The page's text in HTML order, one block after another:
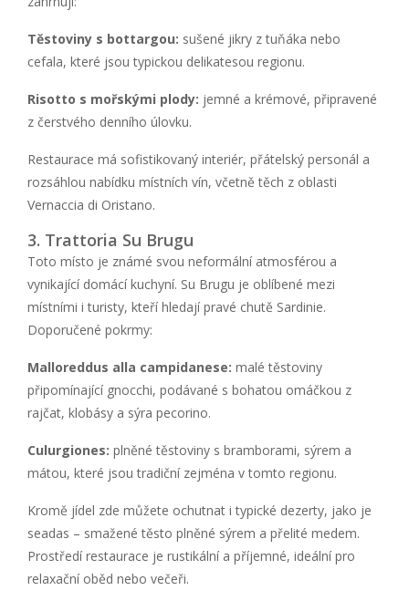
Těstoviny s bottargou: sušené jikry z tuňáka nebo
cefala, které jsou typickou delikatesou regionu.
Risotto s mořskými plody: jemné a krémové, připravené
z čerstvého denního úlovku.
Restaurace má sofistikovaný interiér, přátelský personál a
rozsáhlou nabídku místních vín, včetně těch z oblasti
Vernaccia di Oristano.
3. Trattoria Su Brugu
Toto místo je známé svou neformální atmosférou a
vynikající domácí kuchyní. Su Brugu je oblíbené mezi
místními i turisty, kteří hledají pravé chutě Sardinie.
Doporučené pokrmy:
Malloreddus alla campidanese: malé těstoviny
připomínající gnocchi, podávané s bohatou omáčkou z
rajčat, klobásy a sýra pecorino.
Culurgiones: plněné těstoviny s bramborami, sýrem a
mátou, které jsou tradiční zejména v tomto regionu.
Kromě jídel zde můžete ochutnat i typické dezerty, jako je
seadas – smažené těsto plněné sýrem a přelité medem.
Prostředí restaurace je rustikální a příjemné, ideální pro
relaxační oběd nebo večeři.